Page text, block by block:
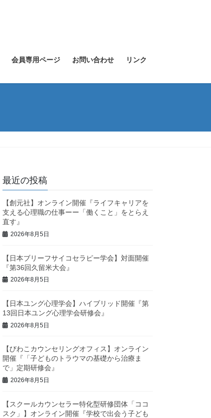
会員専用ページ お問い合わせ リンク
最近の投稿
【創元社】オンライン開催『ライフキャリアを
支える心理職の仕事ーー「働くこと」をとらえ
直す』
2026年8月5日
【日本ブリーフサイコセラピー学会】対面開催
『第36回久留米大会』
2026年8月5日
【日本ユング心理学会】ハイブリッド開催『第
13回日本ユング心理学会研修会』
2026年8月5日
【びわこカウンセリングオフィス】オンライン
開催『「子どものトラウマの基礎から治療ま
で」定期研修会』
2026年8月5日
【スクールカウンセラー特化型研修団体「ココ
スク」】オンライン開催『学校で出会う子ども